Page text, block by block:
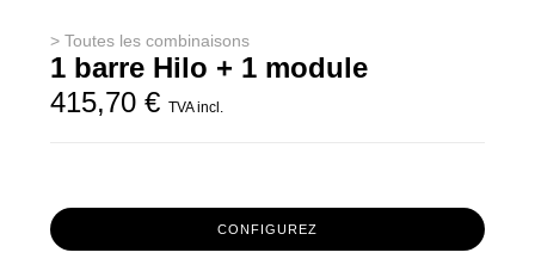
> Toutes les combinaisons
1 barre Hilo + 1 module
415,70 € TVA incl.
CONFIGUREZ